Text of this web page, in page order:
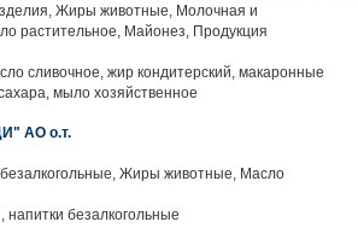
Жиры животные, Молочная и
растительное, Майонез, Продукция
сливочное, жир кондитерский, макаронные
мыло хозяйственное
АО о.т.
безалкогольные, Жиры животные, Масло
безалкогольные